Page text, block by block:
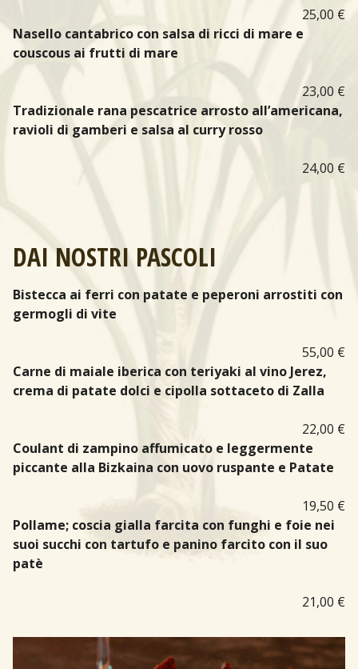
25,00 €
Nasello cantabrico con salsa di ricci di mare e
couscous ai frutti di mare
23,00 €
Tradizionale rana pescatrice arrosto all’americana,
ravioli di gamberi e salsa al curry rosso
24,00 €
DAI NOSTRI PASCOLI
Bistecca ai ferri con patate e peperoni arrostiti con
germogli di vite
55,00 €
Carne di maiale iberica con teriyaki al vino Jerez,
crema di patate dolci e cipolla sottaceto di Zalla
22,00 €
Coulant di zampino affumicato e leggermente
piccante alla Bizkaina con uovo ruspante e Patate
19,50 €
Pollame; coscia gialla farcita con funghi e foie nei
suoi succhi con tartufo e panino farcito con il suo
patè
21,00 €